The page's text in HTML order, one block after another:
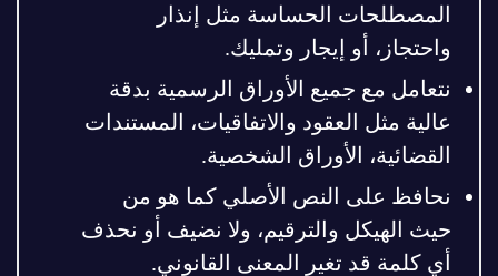
المصطلحات الحساسة مثل إنذار
واحتجاز، أو إيجار وتمليك.
نتعامل مع جميع الأوراق الرسمية بدقة
عالية مثل العقود والاتفاقيات، المستندات
القضائية، الأوراق الشخصية.
نحافظ على النص الأصلي كما هو من
حيث الهيكل والترقيم، ولا نضيف أو نحذف
أي كلمة قد تغير المعنى القانوني.